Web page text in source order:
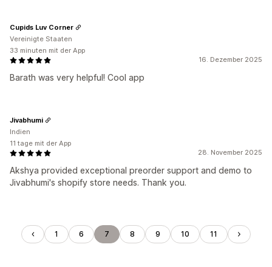
16. Dezember 2025
Barath was very helpful! Cool app
Cupids Luv Corner
Vereinigte Staaten
33 minuten mit der App
28. November 2025
Akshya provided exceptional preorder support and demo to
Jivabhumi's shopify store needs. Thank you.
Jivabhumi
Indien
11 tage mit der App
1 6 7 8 9 10 11